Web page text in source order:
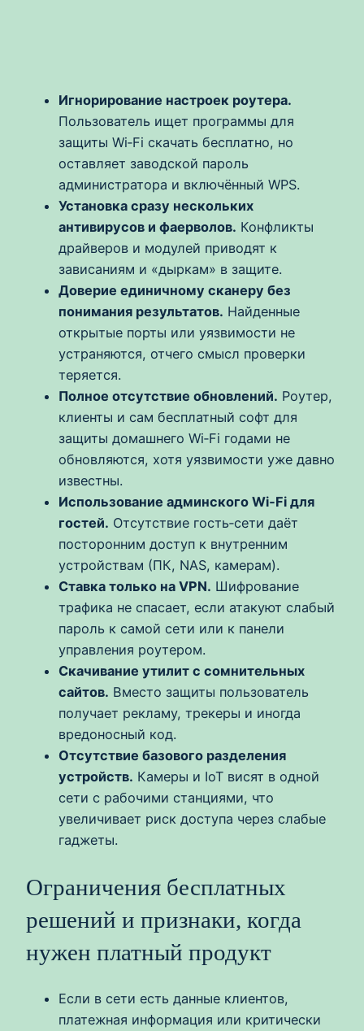
Игнорирование настроек роутера.
Пользователь ищет программы для
защиты Wi‑Fi скачать бесплатно, но
оставляет заводской пароль
администратора и включённый WPS.
Установка сразу нескольких
антивирусов и фаерволов. Конфликты
драйверов и модулей приводят к
зависаниям и «дыркам» в защите.
Доверие единичному сканеру без
понимания результатов. Найденные
открытые порты или уязвимости не
устраняются, отчего смысл проверки
теряется.
Полное отсутствие обновлений. Роутер,
клиенты и сам бесплатный софт для
защиты домашнего Wi‑Fi годами не
обновляются, хотя уязвимости уже давно
известны.
Использование админского Wi‑Fi для
гостей. Отсутствие гость‑сети даёт
посторонним доступ к внутренним
устройствам (ПК, NAS, камерам).
Ставка только на VPN. Шифрование
трафика не спасает, если атакуют слабый
пароль к самой сети или к панели
управления роутером.
Скачивание утилит с сомнительных
сайтов. Вместо защиты пользователь
получает рекламу, трекеры и иногда
вредоносный код.
Отсутствие базового разделения
устройств. Камеры и IoT висят в одной
сети с рабочими станциями, что
увеличивает риск доступа через слабые
гаджеты.
Ограничения бесплатных
решений и признаки, когда
нужен платный продукт
Если в сети есть данные клиентов,
платежная информация или критически